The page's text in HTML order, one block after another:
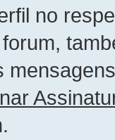
no